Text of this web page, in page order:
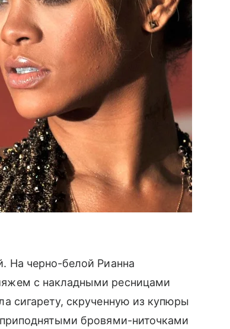
На черно-белой Рианна
с накладными ресницами
сигарету, скрученную из купюры
бровями-ниточками